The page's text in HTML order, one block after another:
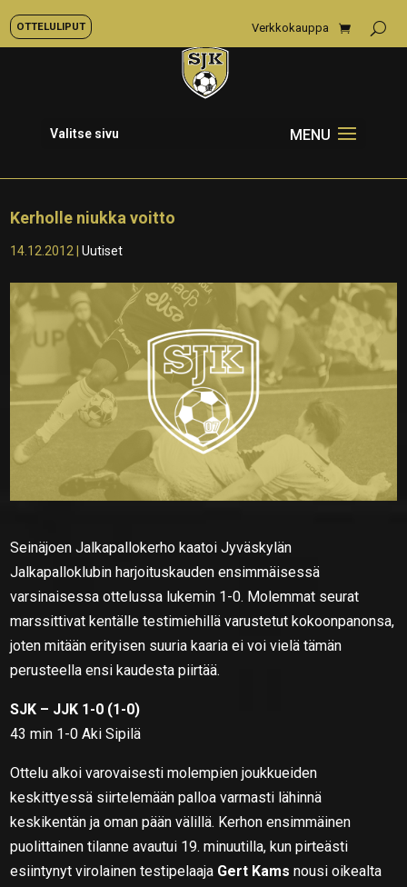
OTTELULIPUT Verkkokauppa
Valitse sivu
Kerholle niukka voitto
14.12.2012 |Uutiset
Seinäjoen Jalkapallokerho kaatoi Jyväskylän
Jalkapalloklubin harjoituskauden ensimmäisessä
varsinaisessa ottelussa lukemin 1-0. Molemmat seurat
marssittivat kentälle testimiehillä varustetut kokoonpanonsa,
joten mitään erityisen suuria kaaria ei voi vielä tämän
perusteella ensi kaudesta piirtää.
SJK – JJK 1-0 (1-0)
43 min 1-0 Aki Sipilä
Ottelu alkoi varovaisesti molempien joukkueiden
keskittyessä siirtelemään palloa varmasti lähinnä
keskikentän ja oman pään välillä. Kerhon ensimmäinen
puolittainen tilanne avautui 19. minuutilla, kun pirteästi
esiintynyt virolainen testipelaaja Gert Kams nousi oikealta